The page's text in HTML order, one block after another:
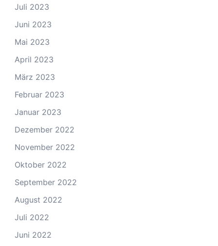
Juli 2023
Juni 2023
Mai 2023
April 2023
März 2023
Februar 2023
Januar 2023
Dezember 2022
November 2022
Oktober 2022
September 2022
August 2022
Juli 2022
Juni 2022